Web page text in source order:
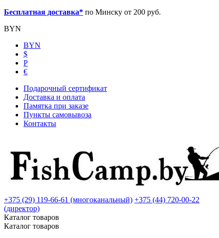
Бесплатная доставка* по Минску от 200 руб.
BYN
BYN
$
Р
€
Подарочный сертификат
Доставка и оплата
Памятка при заказе
Пункты самовывоза
Контакты
+375 (29) 119-66-61 (многоканальный) +375 (44) 720-00-22
(директор)
Каталог товаров
Каталог товаров